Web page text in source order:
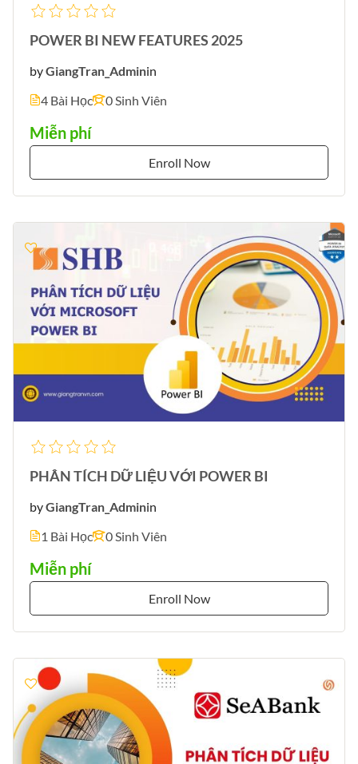
POWER BI NEW FEATURES 2025
byGiangTran_Adminin
4 Bài Học
0 Sinh Viên
Miễn phí
Enroll Now
PHÂN TÍCH DỮ LIỆU VỚI POWER BI
byGiangTran_Adminin
1 Bài Học
0 Sinh Viên
Miễn phí
Enroll Now